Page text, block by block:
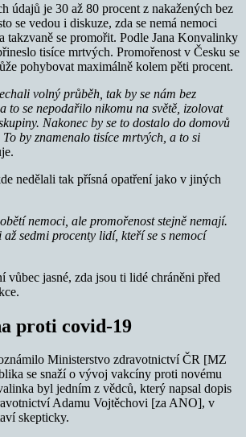
údajů je 30 až 80 procent z nakažených bez
se vedou i diskuze, zda se nemá nemoci
takzvaně se promořit. Podle Jana Konvalinky
tisíce mrtvých. Promořenost v Česku se
pohybovat maximálně kolem pěti procent.
volný průběh, tak by se nám bez
to se nepodařilo nikomu na světě, izolovat
Nakonec by se to dostalo do domovů
by znamenalo tisíce mrtvých, a to si
nedělali tak přísná opatření jako v jiných
nemoci, ale promořenost stejně nemají.
až sedmi procenty lidí, kteří se s nemocí
vůbec jasné, zda jsou ti lidé chráněni před
proti covid-19
Ministerstvo zdravotnictví ČR [MZ
se snaží o vývoj vakcíny proti novému
byl jedním z vědců, který napsal dopis
Adamu Vojtěchovi [za ANO], v
skepticky.